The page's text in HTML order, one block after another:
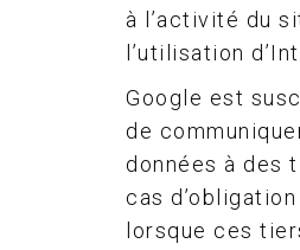
à l’activité du
l’utilisation
Google est
de
données à des
cas
lorsque ces